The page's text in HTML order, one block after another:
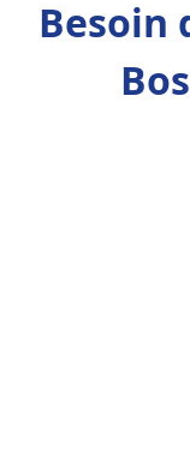
Besoin